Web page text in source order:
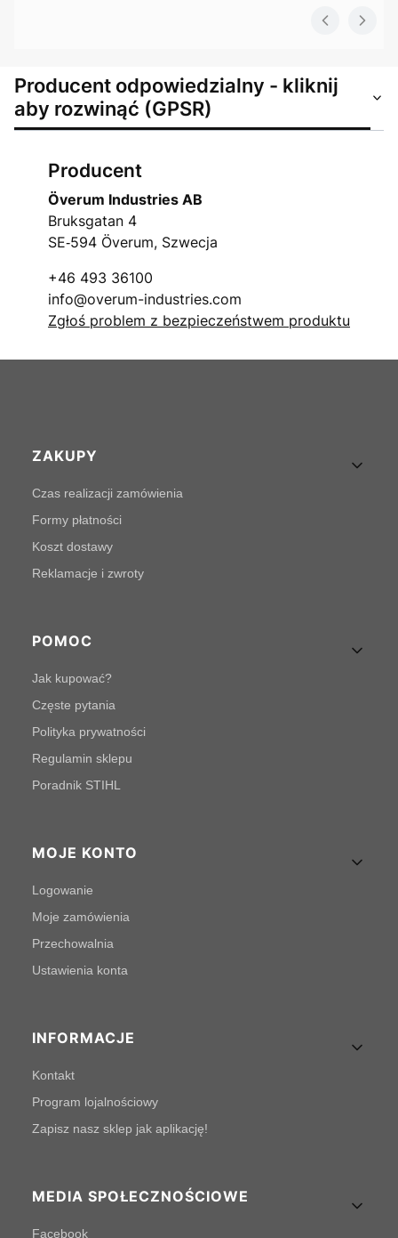
Producent odpowiedzialny - kliknij
aby rozwinąć (GPSR)
Producent
Överum Industries AB
Bruksgatan 4
SE‑594 Överum, Szwecja
+46 493 36100
info@overum-industries.com
Zgłoś problem z bezpieczeństwem produktu
Linki w stopce
ZAKUPY
Czas realizacji zamówienia
Formy płatności
Koszt dostawy
Reklamacje i zwroty
POMOC
Jak kupować?
Częste pytania
Polityka prywatności
Regulamin sklepu
Poradnik STIHL
MOJE KONTO
Logowanie
Moje zamówienia
Przechowalnia
Ustawienia konta
INFORMACJE
Kontakt
Program lojalnościowy
Zapisz nasz sklep jak aplikację!
MEDIA SPOŁECZNOŚCIOWE
Facebook